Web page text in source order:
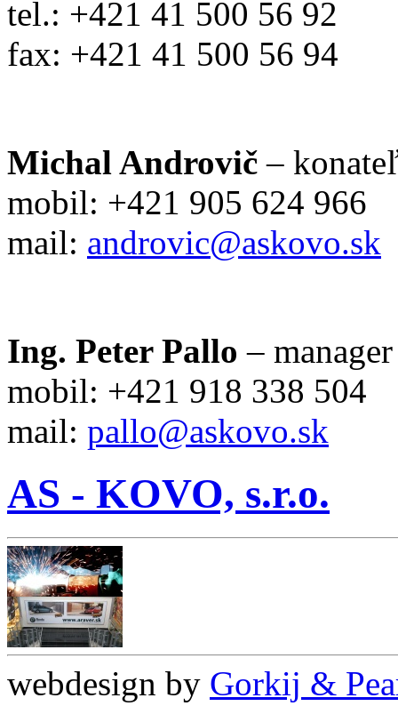
tel.: +421 41 500 56 92
fax: +421 41 500 56 94
Michal Androvič –
mobil: +421 905 624 966
mail: androvic@askovo.sk
Ing. Peter Pallo – manager
mobil: +421 918 338 504
mail: pallo@askovo.sk
AS - KOVO, s.r.o.
webdesign by Gorkij &